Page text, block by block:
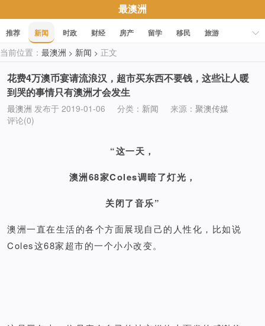
最澳洲
推荐 新闻 时政 财经 房产 留学 移民
旅游
科技
职场 美食 文化
当前位置： 最澳洲 > 新闻 > 正文
花费4万澳币宴请流浪汉，超市买东西不要钱，这些让人暖
到哭的事情只有澳洲才会发生
最澳洲 发布于 2019-01-06 分类： 新闻 来源： 聚澳传媒
评论(0)
“这一天，
澳洲68家Coles调暗了灯光，
关闭了音乐”
澳洲一直在生活的各个方面展现自己的人性化，比如说
Coles这68家超市的一个小小改变。